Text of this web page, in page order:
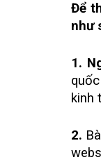
Để
như
1.
kinh
2.